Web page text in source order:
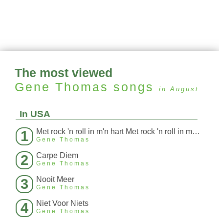
The most viewed
Gene Thomas songs in August
In USA
1 Met rock 'n roll in m'n hart Met rock 'n roll in m'n hart
Gene Thomas
2 Carpe Diem
Gene Thomas
3 Nooit Meer
Gene Thomas
4 Niet Voor Niets
Gene Thomas